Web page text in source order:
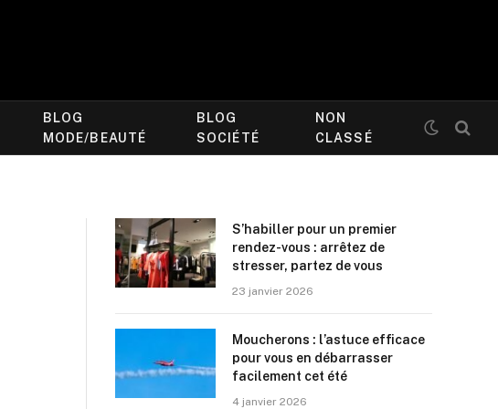
BLOG
MODE/BEAUTÉ
BLOG
SOCIÉTÉ
NON
CLASSÉ
S’habiller pour un premier
rendez-vous : arrêtez de
stresser, partez de vous
23 janvier 2026
Moucherons : l’astuce efficace
pour vous en débarrasser
facilement cet été
4 janvier 2026